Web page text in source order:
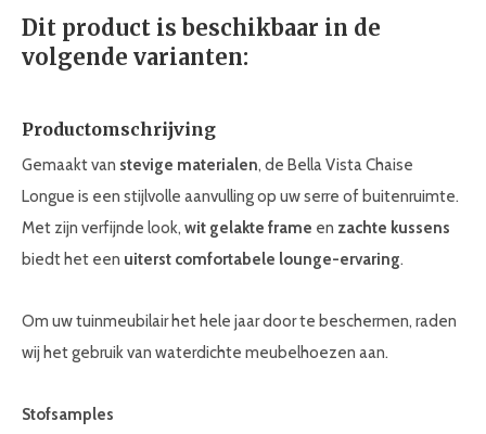
Dit product is beschikbaar in de
volgende varianten:
Productomschrijving
Gemaakt van stevige materialen, de Bella Vista Chaise
Longue is een stijlvolle aanvulling op uw serre of buitenruimte.
Met zijn verfijnde look, wit gelakte frame en zachte kussens
biedt het een uiterst comfortabele lounge-ervaring.
Om uw tuinmeubilair het hele jaar door te beschermen, raden
wij het gebruik van waterdichte meubelhoezen aan.
Stofsamples